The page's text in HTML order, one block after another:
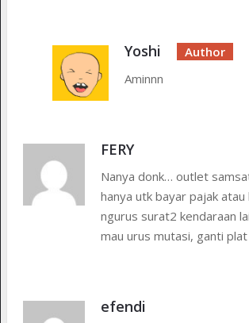
Yoshi
Aminnn
FERY
Nanya donk… outlet
hanya utk bayar pajak atau
ngurus surat2 kendaraan
mau urus mutasi, ganti
efendi